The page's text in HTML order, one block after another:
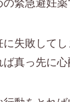
失敗して
真っ先に